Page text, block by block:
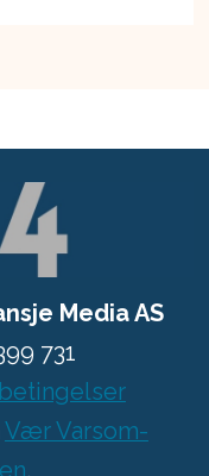
Media AS
731
Vær Varsom-
.